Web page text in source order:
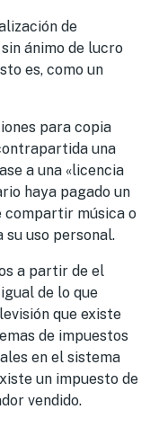
de
ánimo de lucro
es, como un
para copia
una
a una «licencia
haya pagado un
compartir música o
su uso personal.
a partir de el
de lo que
que existe
de impuestos
en el sistema
un impuesto de
vendido.